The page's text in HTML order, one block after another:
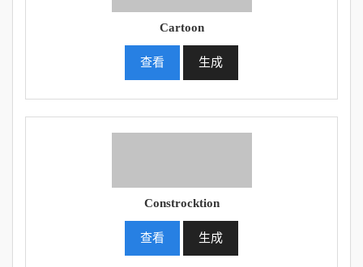
Cartoon
查看 生成
Constrocktion
查看 生成